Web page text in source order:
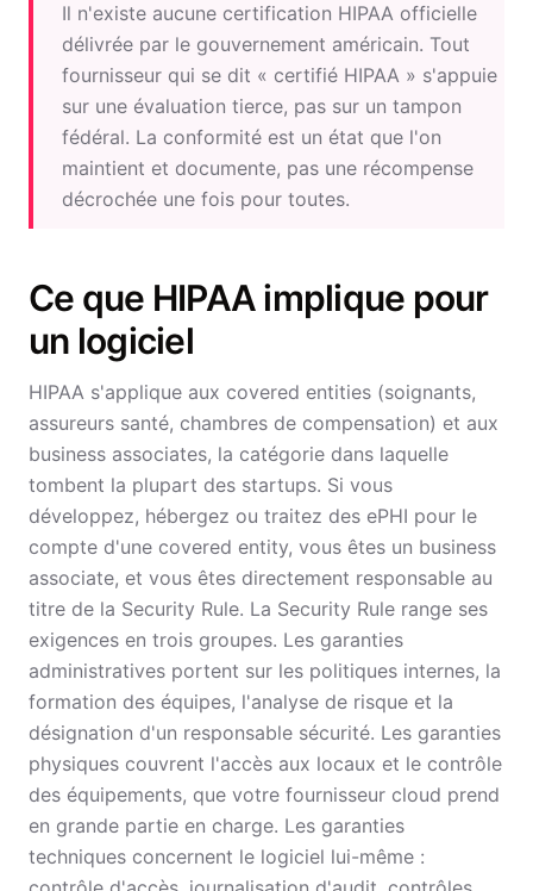
Il n'existe aucune certification HIPAA officielle
délivrée par le gouvernement américain. Tout
fournisseur qui se dit « certifié HIPAA » s'appuie
sur une évaluation tierce, pas sur un tampon
fédéral. La conformité est un état que l'on
maintient et documente, pas une récompense
décrochée une fois pour toutes.
Ce que HIPAA implique pour
un logiciel
HIPAA s'applique aux covered entities (soignants,
assureurs santé, chambres de compensation) et aux
business associates, la catégorie dans laquelle
tombent la plupart des startups. Si vous
développez, hébergez ou traitez des ePHI pour le
compte d'une covered entity, vous êtes un business
associate, et vous êtes directement responsable au
titre de la Security Rule. La Security Rule range ses
exigences en trois groupes. Les garanties
administratives portent sur les politiques internes, la
formation des équipes, l'analyse de risque et la
désignation d'un responsable sécurité. Les garanties
physiques couvrent l'accès aux locaux et le contrôle
des équipements, que votre fournisseur cloud prend
en grande partie en charge. Les garanties
techniques concernent le logiciel lui-même :